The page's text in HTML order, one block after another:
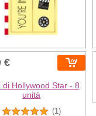
€
di Hollywood Star - 8
unità
(1)